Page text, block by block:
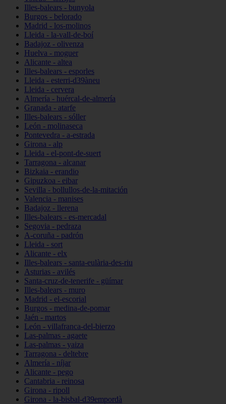
Illes-balears - bunyola
Burgos - belorado
Madrid - los-molinos
Lleida - la-vall-de-boí
Badajoz - olivenza
Huelva - moguer
Alicante - altea
Illes-balears - esporles
Lleida - esterri-d39àneu
Lleida - cervera
Almería - huércal-de-almería
Granada - atarfe
Illes-balears - sóller
León - molinaseca
Pontevedra - a-estrada
Girona - alp
Lleida - el-pont-de-suert
Tarragona - alcanar
Bizkaia - erandio
Gipuzkoa - eibar
Sevilla - bollullos-de-la-mitación
Valencia - manises
Badajoz - llerena
Illes-balears - es-mercadal
Segovia - pedraza
A-coruña - padrón
Lleida - sort
Alicante - elx
Illes-balears - santa-eulària-des-riu
Asturias - avilés
Santa-cruz-de-tenerife - güímar
Illes-balears - muro
Madrid - el-escorial
Burgos - medina-de-pomar
Jaén - martos
León - villafranca-del-bierzo
Las-palmas - agaete
Las-palmas - yaiza
Tarragona - deltebre
Almería - níjar
Alicante - pego
Cantabria - reinosa
Girona - ripoll
Girona - la-bisbal-d39empordà